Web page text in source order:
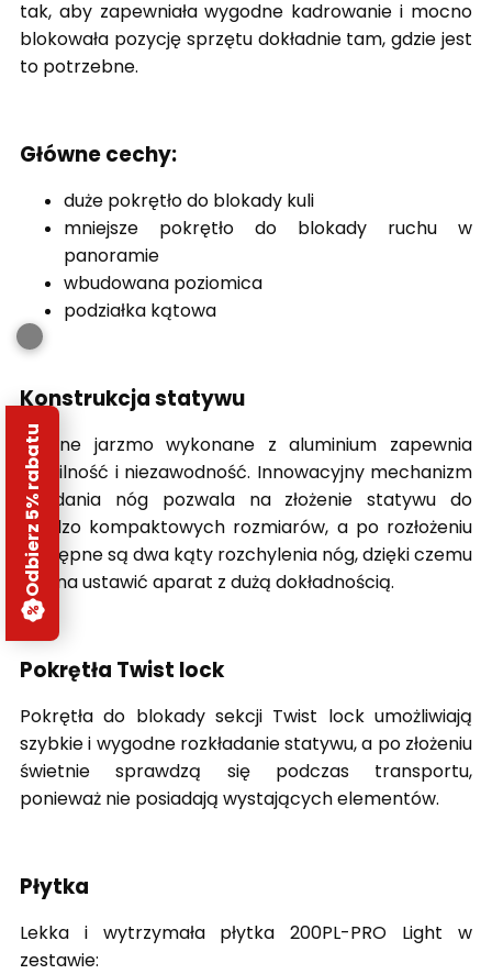
tak, aby zapewniała wygodne kadrowanie i mocno
blokowała pozycję sprzętu dokładnie tam, gdzie jest
to potrzebne.
Główne cechy:
duże pokrętło do blokady kuli
mniejsze pokrętło do blokady ruchu w
panoramie
wbudowana poziomica
podziałka kątowa
Konstrukcja statywu
Solidne jarzmo wykonane z aluminium zapewnia
stabilność i niezawodność. Innowacyjny mechanizm
składania nóg pozwala na złożenie statywu do
bardzo kompaktowych rozmiarów, a po rozłożeniu
dostępne są dwa kąty rozchylenia nóg, dzięki czemu
można ustawić aparat z dużą dokładnością.
Pokrętła Twist lock
Pokrętła do blokady sekcji Twist lock umożliwiają
szybkie i wygodne rozkładanie statywu, a po złożeniu
świetnie sprawdzą się podczas transportu,
ponieważ nie posiadają wystających elementów.
Płytka
Lekka i wytrzymała płytka 200PL-PRO Light w
zestawie:
Odbierz 5% rabatu